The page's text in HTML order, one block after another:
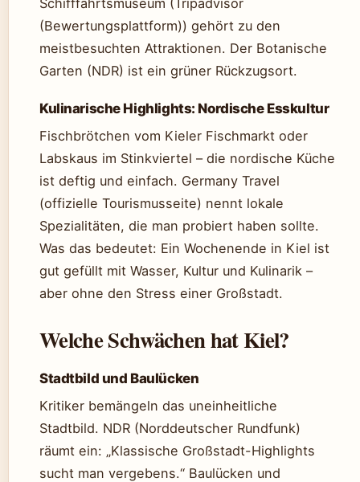
(Bewertungsplattform)) gehört zu den
meistbesuchten Attraktionen. Der Botanische
Garten (NDR) ist ein grüner Rückzugsort.
Kulinarische Highlights: Nordische Esskultur
Fischbrötchen vom Kieler Fischmarkt oder
Labskaus im Stinkviertel – die nordische Küche
ist deftig und einfach. Germany Travel
(offizielle Tourismusseite) nennt lokale
Spezialitäten, die man probiert haben sollte.
Was das bedeutet: Ein Wochenende in Kiel ist
gut gefüllt mit Wasser, Kultur und Kulinarik –
aber ohne den Stress einer Großstadt.
Welche Schwächen hat Kiel?
Stadtbild und Baulücken
Kritiker bemängeln das uneinheitliche
Stadtbild. NDR (Norddeutscher Rundfunk)
räumt ein: „Klassische Großstadt-Highlights
sucht man vergebens.“ Baulücken und